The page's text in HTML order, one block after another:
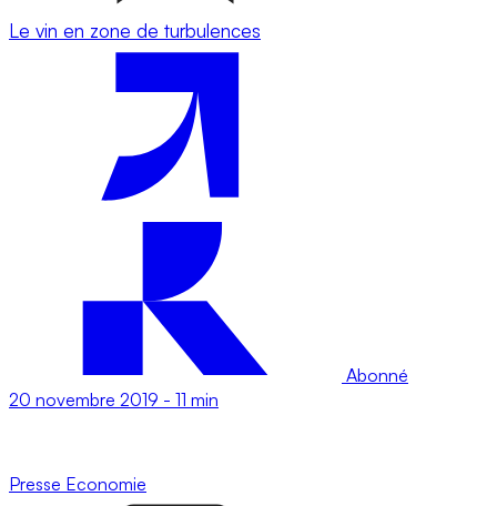
Le vin en zone de turbulences
Abonné
20 novembre 2019 - 11 min
Presse Economie